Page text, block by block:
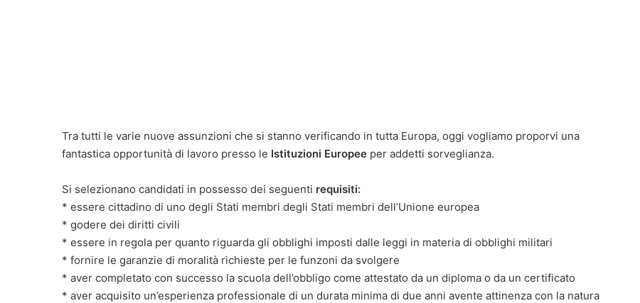
Tra tutti le varie nuove assunzioni che si stanno verificando in tutta Europa, oggi vogliamo proporvi una
fantastica opportunità di lavoro presso le Istituzioni Europee per addetti sorveglianza.
Si selezionano candidati in possesso dei seguenti requisiti:
* essere cittadino di uno degli Stati membri degli Stati membri dell’Unione europea
* godere dei diritti civili
* essere in regola per quanto riguarda gli obblighi imposti dalle leggi in materia di obblighi militari
* fornire le garanzie di moralità richieste per le funzoni da svolgere
* aver completato con successo la scuola dell’obbligo come attestato da un diploma o da un certificato
* aver acquisito un’esperienza professionale di un durata minima di due anni avente attinenza con la natura